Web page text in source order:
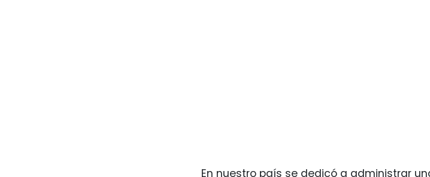
En nuestro país se dedicó a administrar